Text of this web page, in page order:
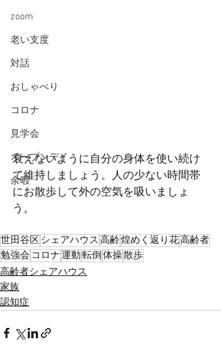
zoom
老い支度
対話
おしゃべり
コロナ
見学会
オープンデイ
余暇
衰えないように自分の身体を使い続け
て維持しましょう。人の少ない時間帯
にお散歩して外の空気を吸いましょ
う。
世田谷区シェアハウス 高齢煌めく返り花高齢者
勉強会 コロナ運動転倒 体操散歩
高齢者シェアハウス
家族
認知症